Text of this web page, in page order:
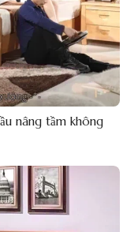
nâng tầm không